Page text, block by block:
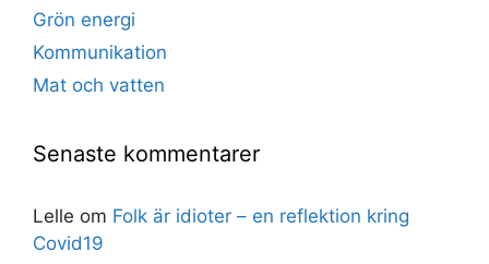
Grön energi
Kommunikation
Mat och vatten
Senaste kommentarer
Lelle om Folk är idioter – en reflektion kring
Covid19